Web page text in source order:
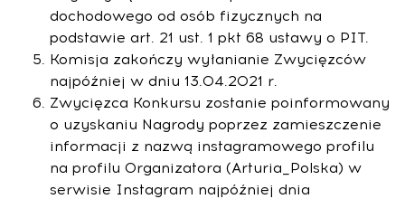
dochodowego od osób fizycznych na
podstawie art. 21 ust. 1 pkt 68 ustawy o PIT.
Komisja zakończy wyłanianie Zwycięzców
najpóźniej w dniu 13.04.2021 r.
Zwycięzca Konkursu zostanie poinformowany
o uzyskaniu Nagrody poprzez zamieszczenie
informacji z nazwą instagramowego profilu
na profilu Organizatora (Arturia_Polska) w
serwisie Instagram najpóźniej dnia